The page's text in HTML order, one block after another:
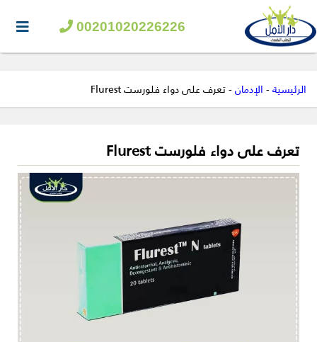
00201020226226
الرئيسية-الإدمان-تعرف على دواء فلورست Flurest
تعرف على دواء فلورست Flurest